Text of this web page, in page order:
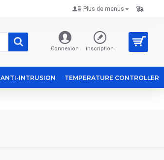
Plus de menus
Connexion inscription
ANTI-INTRUSION TEMPERATURE CONTROLLER